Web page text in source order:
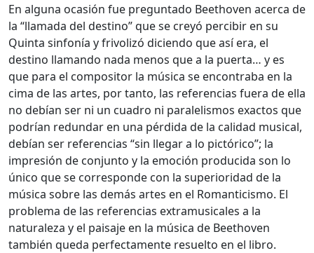
En alguna ocasión fue preguntado Beethoven acerca de
la “llamada del destino” que se creyó percibir en su
Quinta sinfonía y frivolizó diciendo que así era, el
destino llamando nada menos que a la puerta… y es
que para el compositor la música se encontraba en la
cima de las artes, por tanto, las referencias fuera de ella
no debían ser ni un cuadro ni paralelismos exactos que
podrían redundar en una pérdida de la calidad musical,
debían ser referencias “sin llegar a lo pictórico”; la
impresión de conjunto y la emoción producida son lo
único que se corresponde con la superioridad de la
música sobre las demás artes en el Romanticismo. El
problema de las referencias extramusicales a la
naturaleza y el paisaje en la música de Beethoven
también queda perfectamente resuelto en el libro.